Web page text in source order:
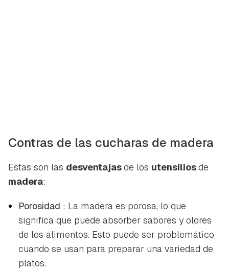
Contras de las cucharas de madera
Estas son las desventajasde los utensiliosde
madera:
Porosidad : La madera es porosa, lo que
significa que puede absorber sabores y olores
de los alimentos. Esto puede ser problemático
cuando se usan para preparar una variedad de
platos.